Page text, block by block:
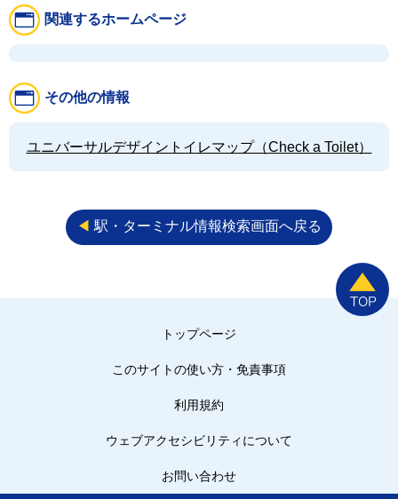
関連するホームページ
その他の情報
ユニバーサルデザイントイレマップ（Check a Toilet）
◀︎ 駅・ターミナル情報検索画面へ戻る
トップページ
このサイトの使い方・免責事項
利用規約
ウェブアクセシビリティについて
お問い合わせ